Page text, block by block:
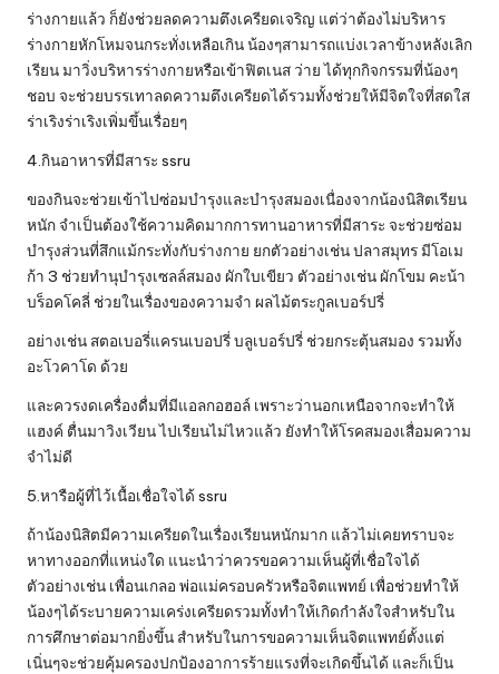
ร่างกายแล้ว ก็ยังช่วยลดความตึงเครียดเจริญ แต่ว่าต้องไม่บริหาร
ร่างกายหักโหมจนกระทั่งเหลือเกิน น้องๆสามารถแบ่งเวลาข้างหลังเลิก
เรียน มาวิ่งบริหารร่างกายหรือเข้าฟิตเนส ว่าย ได้ทุกกิจกรรมที่น้องๆ
ชอบ จะช่วยบรรเทาลดความตึงเครียดได้รวมทั้งช่วยให้มีจิตใจที่สดใส
ร่าเริงร่าเริงเพิ่มขึ้นเรื่อยๆ
4.กินอาหารที่มีสาระ ssru
ของกินจะช่วยเข้าไปซ่อมบำรุงและบำรุงสมองเนื่องจากน้องนิสิตเรียน
หนัก จำเป็นต้องใช้ความคิดมากการทานอาหารที่มีสาระ จะช่วยซ่อม
บำรุงส่วนที่สึกแม้กระทั่งกับร่างกาย ยกตัวอย่างเช่น ปลาสมุทร มีโอเม
ก้า 3 ช่วยทำนุบำรุงเซลล์สมอง ผักใบเขียว ตัวอย่างเช่น ผักโขม คะน้า
บร็อคโคลี่ ช่วยในเรื่องของความจำ ผลไม้ตระกูลเบอร์ปรี่
อย่างเช่น สตอเบอรี่แครนเบอปรี่ บลูเบอร์ปรี่ ช่วยกระตุ้นสมอง รวมทั้ง
อะโวคาโด ด้วย
และควรงดเครื่องดื่มที่มีแอลกอฮอล์ เพราะว่านอกเหนือจากจะทำให้
แฮงค์ ตื่นมาวิงเวียน ไปเรียนไม่ไหวแล้ว ยังทำให้โรคสมองเสื่อมความ
จำไม่ดี
5.หารือผู้ที่ไว้เนื้อเชื่อใจได้ ssru
ถ้าน้องนิสิตมีความเครียดในเรื่องเรียนหนักมาก แล้วไม่เคยทราบจะ
หาทางออกที่แหน่งใด แนะนำว่าควรขอความเห็นผู้ที่เชื่อใจได้
ตัวอย่างเช่น เพื่อนเกลอ พ่อแม่ครอบครัวหรือจิตแพทย์ เพื่อช่วยทำให้
น้องๆได้ระบายความเคร่งเครียดรวมทั้งทำให้เกิดกำลังใจสำหรับใน
การศึกษาต่อมากยิ่งขึ้น สำหรับในการขอความเห็นจิตแพทย์ตั้งแต่
เนิ่นๆจะช่วยคุ้มครองปกป้องอาการร้ายแรงที่จะเกิดขึ้นได้ และก็เป็น